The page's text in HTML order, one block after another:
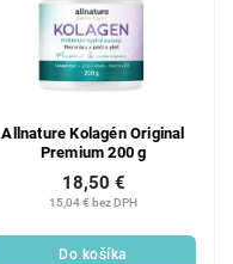
Allnature Kolagén Original
Premium 200 g
15,04 € bez DPH
18,50 €
Do košíka